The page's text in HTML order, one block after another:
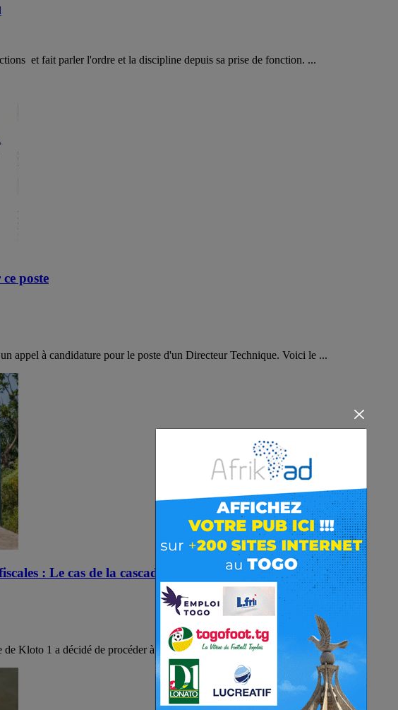
et fait parler l'ordre et la discipline depuis sa prise de fonction. ...
poste
appel à candidature pour le poste d'un Directeur Technique. Voici le ...
: Le cas de la cascade de Womé en plein essor
Kloto 1 a décidé de procéder à la digitalisation des recettes non ...